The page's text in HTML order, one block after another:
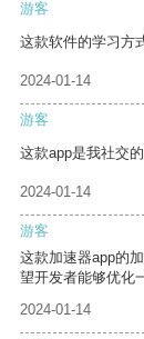
游客
这款软件的学习方
2024-01-14
游客
这款app是我社交
2024-01-14
游客
这款加速器app的
望开发者能够优化
2024-01-14